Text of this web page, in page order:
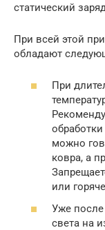
статический
При всей этой
обладают
При
можно
ковра, а
или
Уже после
света на